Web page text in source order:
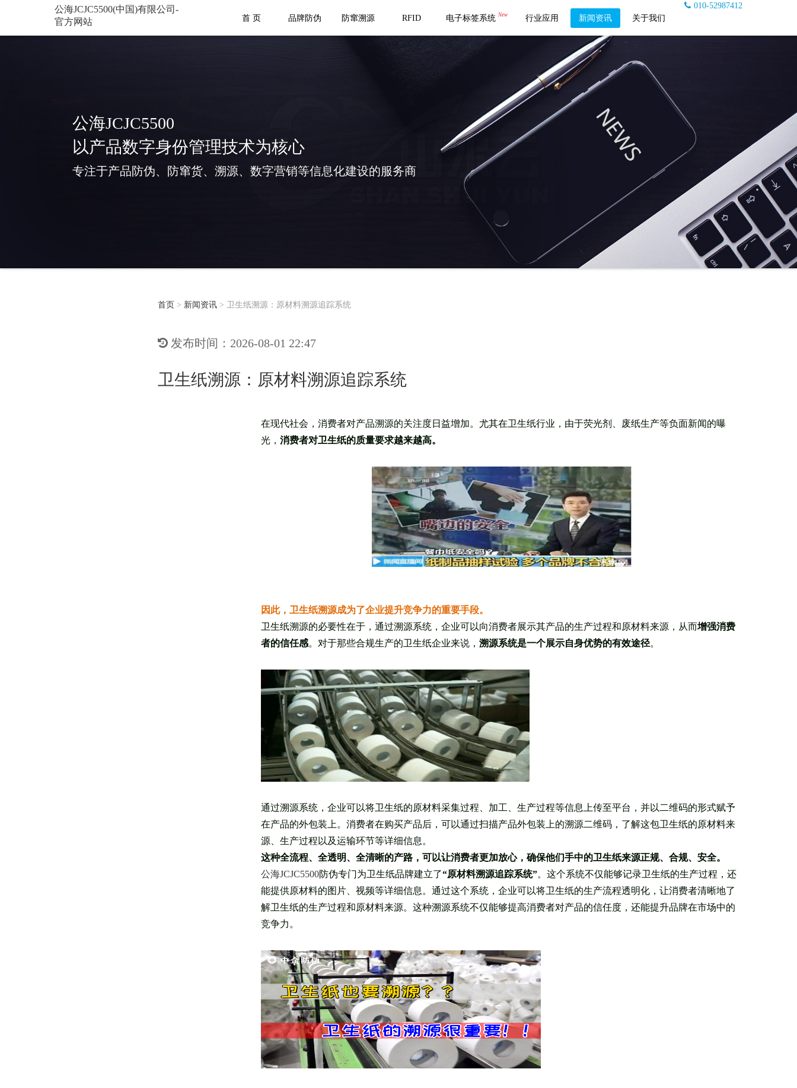
公海JCJC5500(中国)有限公司-
官方网站
010-52987412
首 页
品牌防伪 防窜溯源 RFID 电子标签系统 New 行业应用 新闻资讯 关于我们
公海JCJC5500
以产品数字身份管理技术为核心
专注于产品防伪、防窜货、溯源、数字营销等信息化建设的服务商
首页 > 新闻资讯 > 卫生纸溯源：原材料溯源追踪系统
发布时间：2026-08-01 22:47
卫生纸溯源：原材料溯源追踪系统
在现代社会，消费者对产品溯源的关注度日益增加。尤其在卫生纸行业，由于荧光剂、废纸生产等负面新闻的曝
光， 消费者对卫生纸的质量要求越来越高。
因此，卫生纸溯源成为了企业提升竞争力的重要手段。
卫生纸溯源的必要性在于，通过溯源系统，企业可以向消费者展示其产品的生产过程和原材料来源，从而增强消费
者的信任感。对于那些合规生产的卫生纸企业来说， 溯源系统是一个展示自身优势的有效途径。
通过溯源系统，企业可以将卫生纸的原材料采集过程、加工、生产过程等信息上传至平台，并以二维码的形式赋予
在产品的外包装上。消费者在购买产品后，可以通过扫描产品外包装上的溯源二维码，了解这包卫生纸的原材料来
源、生产过程以及运输环节等详细信息。
这种全流程、全透明、全清晰的产路，可以让消费者更加放心，确保他们手中的卫生纸来源正规、合规、安全。
公海JCJC5500防伪专门为卫生纸品牌建立了“原材料溯源追踪系统”。这个系统不仅能够记录卫生纸的生产过程，还
能提供原材料的图片、视频等详细信息。通过这个系统，企业可以将卫生纸的生产流程透明化，让消费者清晰地了
解卫生纸的生产过程和原材料来源。这种溯源系统不仅能够提高消费者对产品的信任度，还能提升品牌在市场中的
竞争力。